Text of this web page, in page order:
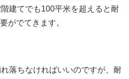
建てでも100平米を超えると耐
がでてきます。
落ちなければいいのですが、耐